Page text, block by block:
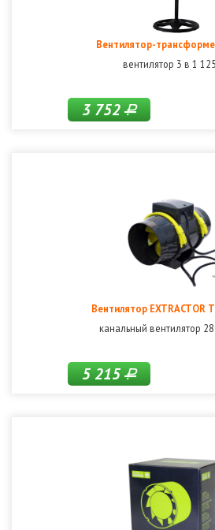
Вентилятор-
вентилятор 3 в 1
3 752Р
Вентилятор EXTRACTOR
канальный вентилятор
5 215Р